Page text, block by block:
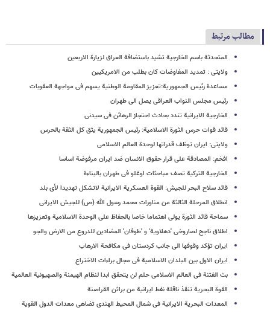
مطالب مرتبط
المتحدثة باسم الخارجیة تشید باستضافة العراق لزیارة الاربعین
ولایتی : تمدید المفاوضات کان بطلب من الامریکیین
مساعدة رئیس الجمهوریة:تعزیز المقاومة الوطنیة یسهم فی مواجهة العقوبات
رئیس مجلس النواب العراقی یصل الی طهران
الخارجیة الایرانیة تندد بحادث احتجاز الرهائن فی سیدنی
قائد قوات حرس الثورة الاسلامیة: رئیس الجمهوریة یثق کل الثقة بالحرس
ولایتی: ایران توظف قدراتها لوحدة العالم الاسلامی
افخم: المصادقة علی قرار حقوق الانسان ضد ایران مرفوضة اساسا
الخارجیة الترکیة تصف مباحثات اوغلو فی طهران بالبناءة
قائد سلاح البحر للجیش: القوة العسکریة الایرانیة لاتشکل تهدیدا لأی بلد
انطلاق المرحلة الثالثة من مناورات محمد رسول الله (ص) للجیش الایرانی
سماحة قائد الثورة یولی اهتماما خاصا بالحفاظ علی الوحدة الاسلامیة وتعزیزها
اطلاق ناجح لصاروخی 'دهلاویة' و 'طوفان' المضادین للدروع من الارض والجو
ایران تؤکد وقوفها الى جانب کردستان فی مکافحة الارهاب
ایران الاول بین البلدان الاسلامیة فی مجال براءات الاختراع
بث الفتنة فی العالم الاسلامی حلم لن یتحقق ابدا لنظام الهیمنة والصهیونیة العالمیة
القوة البحریة تنقذ ناقلة نفط ایرانیة من براثن القراصنة
المعدات البحریة الایرانیة فی شمال المحیط الهندی تضاهی معدات الدول القویة